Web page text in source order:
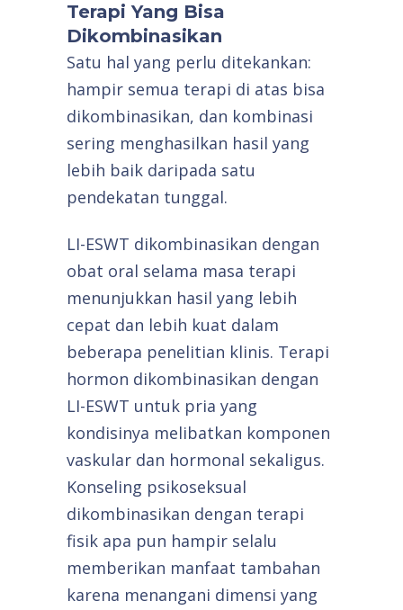
Terapi Yang Bisa
Dikombinasikan
Satu hal yang perlu ditekankan:
hampir semua terapi di atas bisa
dikombinasikan, dan kombinasi
sering menghasilkan hasil yang
lebih baik daripada satu
pendekatan tunggal.
LI-ESWT dikombinasikan dengan
obat oral selama masa terapi
menunjukkan hasil yang lebih
cepat dan lebih kuat dalam
beberapa penelitian klinis. Terapi
hormon dikombinasikan dengan
LI-ESWT untuk pria yang
kondisinya melibatkan komponen
vaskular dan hormonal sekaligus.
Konseling psikoseksual
dikombinasikan dengan terapi
fisik apa pun hampir selalu
memberikan manfaat tambahan
karena menangani dimensi yang